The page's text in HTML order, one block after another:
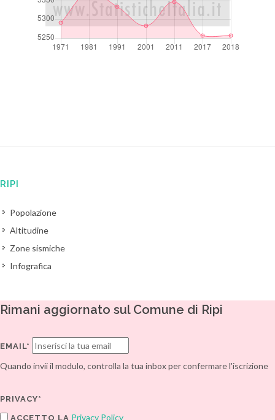
RIPI
Popolazione
Altitudine
Zone sismiche
Infografica
Rimani aggiornato sul Comune di Ripi
EMAIL*
Quando invii il modulo, controlla la tua inbox per confermare l'iscrizione
PRIVACY*
ACCETTO LA Privacy Policy